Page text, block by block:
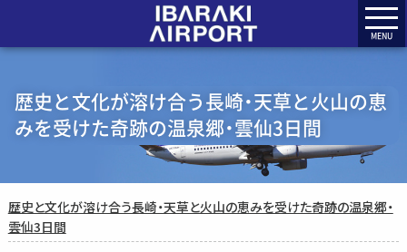
MENU
歴史と文化が溶け合う長崎・天草と火山の恵
みを受けた奇跡の温泉郷・雲仙3日間
歴史と文化が溶け合う長崎・天草と火山の恵みを受けた奇跡の温泉郷・
雲仙3日間